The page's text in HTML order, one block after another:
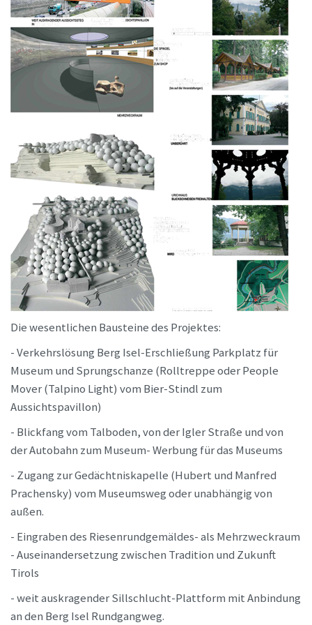
Die wesentlichen Bausteine des Projektes:
- Verkehrslösung Berg Isel-Erschließung Parkplatz für
Museum und Sprungschanze (Rolltreppe oder People
Mover (Talpino Light) vom Bier-Stindl zum
Aussichtspavillon)
- Blickfang vom Talboden, von der Igler Straße und von
der Autobahn zum Museum- Werbung für das Museums
- Zugang zur Gedächtniskapelle (Hubert und Manfred
Prachensky) vom Museumsweg oder unabhängig von
außen.
- Eingraben des Riesenrundgemäldes- als Mehrzweckraum
- Auseinandersetzung zwischen Tradition und Zukunft
Tirols
- weit auskragender Sillschlucht-Plattform mit Anbindung
an den Berg Isel Rundgangweg.